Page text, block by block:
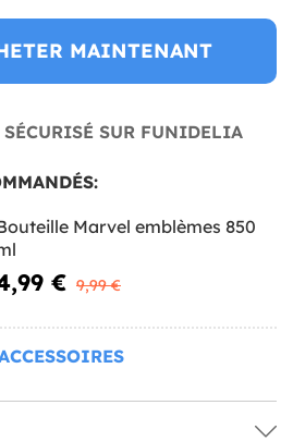
MAINTENANT
SUR FUNIDELIA
Marvel emblèmes 850
€ 9,99 €